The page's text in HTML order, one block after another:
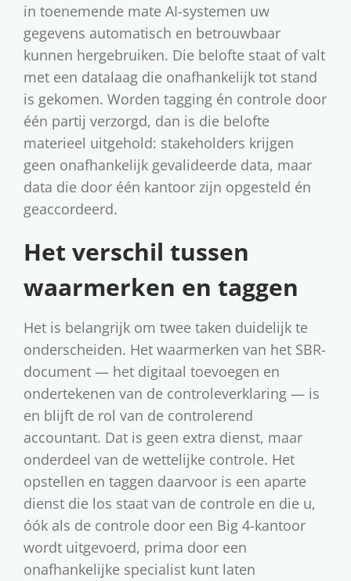
in toenemende mate AI-systemen uw
gegevens automatisch en betrouwbaar
kunnen hergebruiken. Die belofte staat of valt
met een datalaag die onafhankelijk tot stand
is gekomen. Worden tagging én controle door
één partij verzorgd, dan is die belofte
materieel uitgehold: stakeholders krijgen
geen onafhankelijk gevalideerde data, maar
data die door één kantoor zijn opgesteld én
geaccordeerd.
Het verschil tussen
waarmerken en taggen
Het is belangrijk om twee taken duidelijk te
onderscheiden. Het waarmerken van het SBR-
document — het digitaal toevoegen en
ondertekenen van de controleverklaring — is
en blijft de rol van de controlerend
accountant. Dat is geen extra dienst, maar
onderdeel van de wettelijke controle. Het
opstellen en taggen daarvoor is een aparte
dienst die los staat van de controle en die u,
óók als de controle door een Big 4-kantoor
wordt uitgevoerd, prima door een
onafhankelijke specialist kunt laten